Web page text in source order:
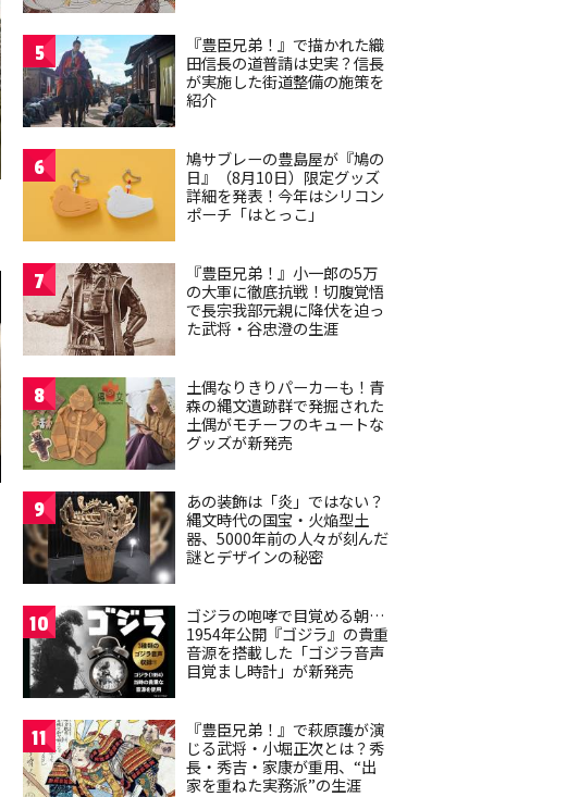
5
『豊臣兄弟！』で描かれた織
田信長の道普請は史実？信長
が実施した街道整備の施策を
紹介
6
鳩サブレーの豊島屋が『鳩の
日』（8月10日）限定グッズ
詳細を発表！今年はシリコン
ポーチ「はとっこ」
7
『豊臣兄弟！』小一郎の5万
の大軍に徹底抗戦！切腹覚悟
で長宗我部元親に降伏を迫っ
た武将・谷忠澄の生涯
8
土偶なりきりパーカーも！青
森の縄文遺跡群で発掘された
土偶がモチーフのキュートな
グッズが新発売
9
あの装飾は「炎」ではない？
縄文時代の国宝・火焔型土
器、5000年前の人々が刻んだ
謎とデザインの秘密
10
ゴジラの咆哮で目覚める朝…
1954年公開『ゴジラ』の貴重
音源を搭載した「ゴジラ音声
目覚まし時計」が新発売
11
『豊臣兄弟！』で萩原護が演
じる武将・小堀正次とは？秀
長・秀吉・家康が重用、“出
家を重ねた実務派”の生涯